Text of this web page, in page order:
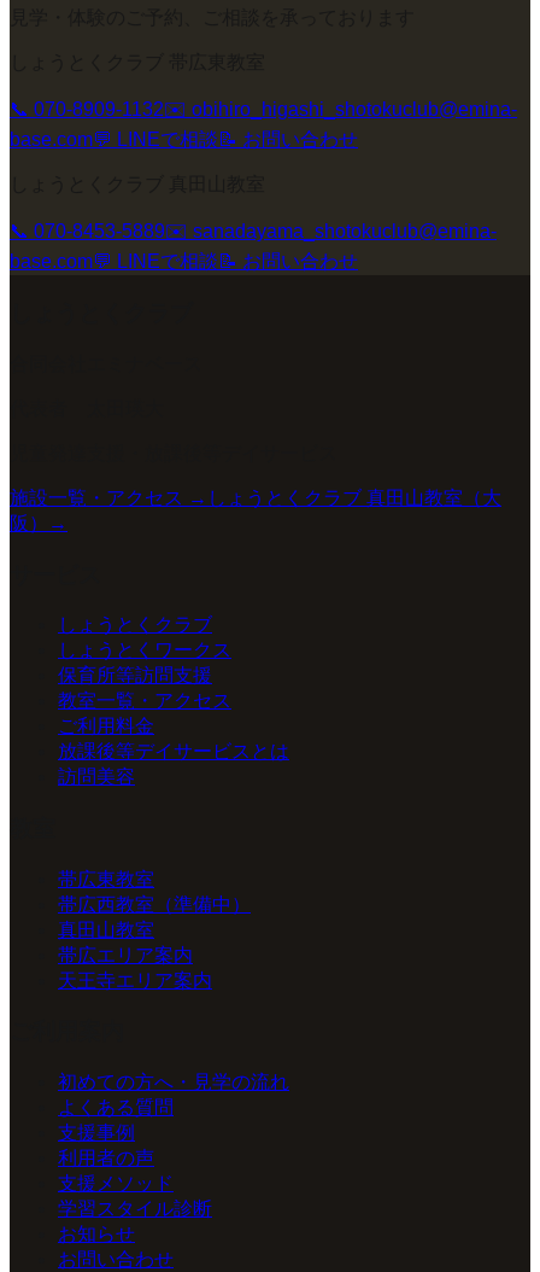
📞 070-8909-1132✉️ obihiro_higashi_shotokuclub@emina-
base.com💬 LINEで相談 📝 お問い合わせ
📞 070-8453-5889✉️ sanadayama_shotokuclub@emina-
base.com💬 LINEで相談 📝 お問い合わせ
施設一覧・アクセス → しょうとくクラブ 真田山教室 （大
阪 ）→
しょうとくクラブ
しょうとくワークス
保育所等訪問支援
教室一覧・アクセス
ご利用料金
放課後等デイサービスとは
訪問美容
帯広東教室
帯広西教室（準備中）
真田山教室
帯広エリア案内
天王寺エリア案内
初めての方へ・見学の流れ
よくある質問
支援事例
利用者の声
支援メソッド
学習スタイル診断
お知らせ
お問い合わせ